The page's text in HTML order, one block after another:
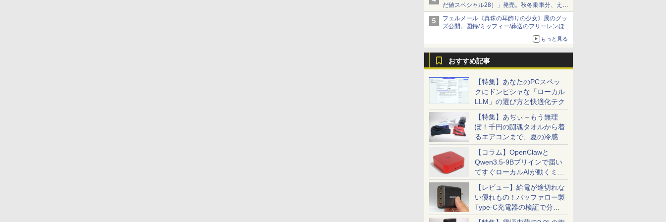
だ値スペシャル28）」発売。秋冬乗車分、えき
ねっと限定
フェルメール《真珠の耳飾りの少女》展のグッ
ズ公開。図録/ミッフィー/葬送のフリーレンほ
もっと見る
おすすめ記事
【特集】あなたのPCスペッ
クにドンピシャな「ローカル
LLM」の選び方と快適化テク
【特集】あぢぃ～もう無理
ぽ！千円の闘魂タオルから着
るエアコンまで、夏の冷感グ
ッズ一挙紹介
【コラム】OpenClawと
Qwen3.5-9Bプリインで届い
てすぐローカルAIが動くミニ
PC「SER9 Pro」
【レビュー】給電が途切れな
い優れもの！バッファロー製
Type-C充電器の検証で分か
ったこと